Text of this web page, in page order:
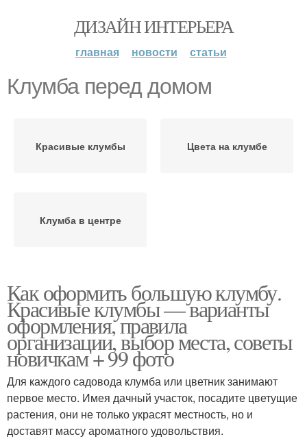
ДИЗАЙН ИНТЕРЬЕРА
главная новости статьи
Клумба перед домом
Красивые клумбы Цвета на клумбе
Клумба в центре
Как оформить большую клумбу.
Красивые клумбы — варианты
оформления, правила
организации, выбор места, советы
новичкам + 99 фото
Для каждого садовода клумба или цветник занимают
первое место. Имея дачный участок, посадите цветущие
растения, они не только украсят местность, но и
доставят массу ароматного удовольствия.